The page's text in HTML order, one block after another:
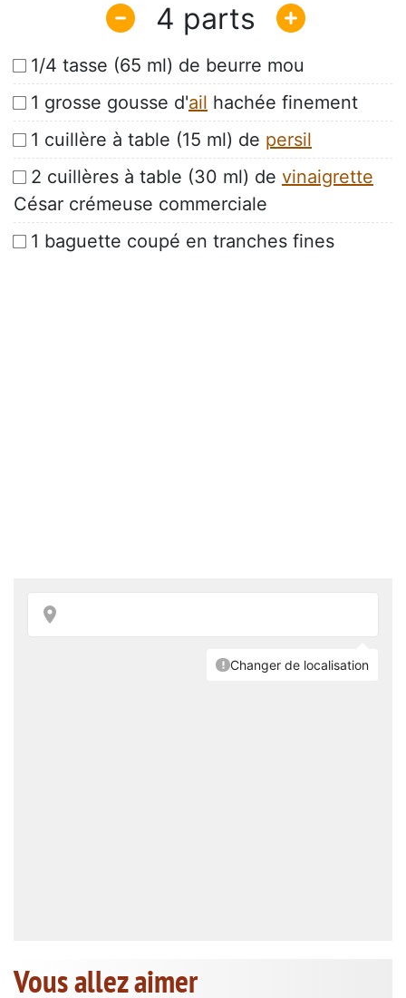
4
1/4 tasse (65 ml) de beurre mou
1 grosse gousse d'ail hachée finement
1 cuillère à table (15 ml) de persil
2 cuillères à table (30 ml) de vinaigrette
César crémeuse commerciale
1 baguette coupé en tranches fines
Vous allez aimer